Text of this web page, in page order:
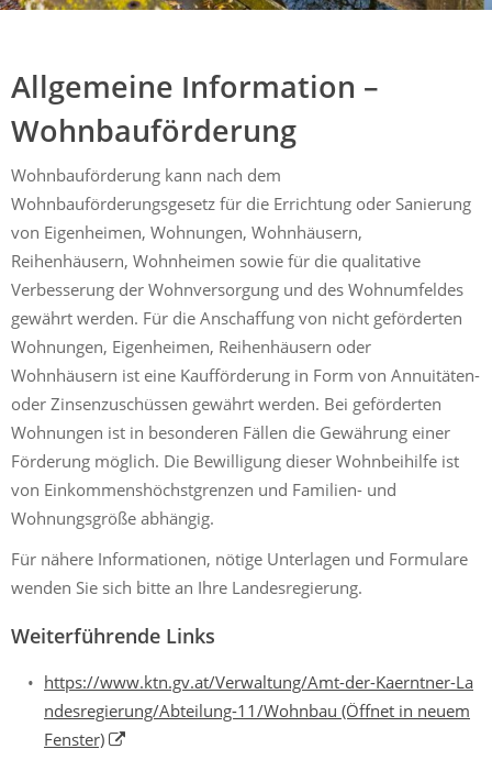
Allgemeine Information –
Wohnbauförderung
Wohnbauförderung kann nach dem
Wohnbauförderungsgesetz für die Errichtung oder Sanierung
von Eigenheimen, Wohnungen, Wohnhäusern,
Reihenhäusern, Wohnheimen sowie für die qualitative
Verbesserung der Wohnversorgung und des Wohnumfeldes
gewährt werden. Für die Anschaffung von nicht geförderten
Wohnungen, Eigenheimen, Reihenhäusern oder
Wohnhäusern ist eine Kaufförderung in Form von Annuitäten-
oder Zinsenzuschüssen gewährt werden. Bei geförderten
Wohnungen ist in besonderen Fällen die Gewährung einer
Förderung möglich. Die Bewilligung dieser Wohnbeihilfe ist
von Einkommenshöchstgrenzen und Familien- und
Wohnungsgröße abhängig.
Für nähere Informationen, nötige Unterlagen und Formulare
wenden Sie sich bitte an Ihre Landesregierung.
Weiterführende Links
https://www.ktn.gv.at/Verwaltung/Amt-der-Kaerntner-La
ndesregierung/Abteilung-11/Wohnbau (Öffnet in neuem
Fenster)